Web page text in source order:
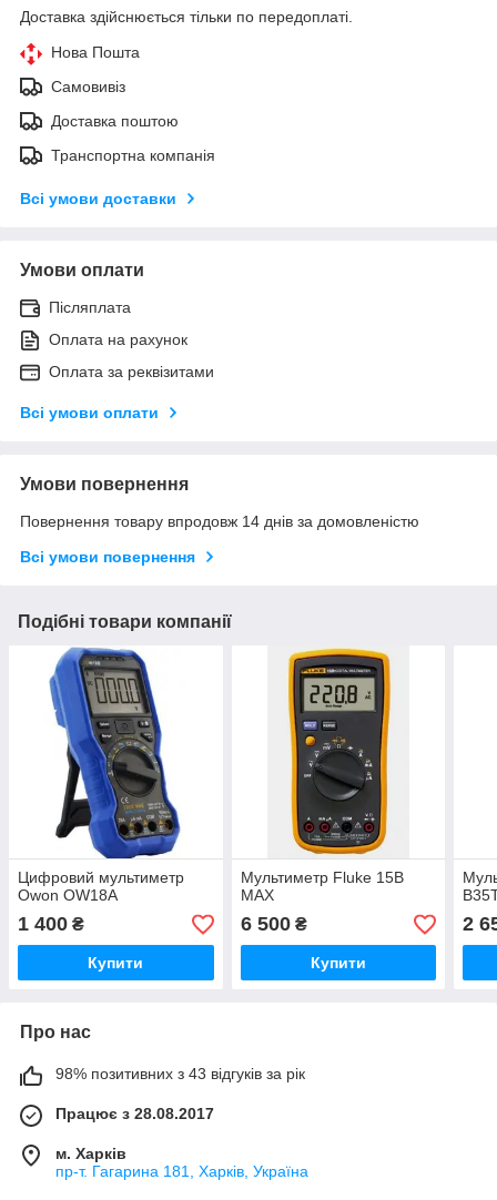
Доставка здійснюється тільки по передоплаті.
Нова Пошта
Самовивіз
Доставка поштою
Транспортна компанія
Всі умови доставки
Умови оплати
Післяплата
Оплата на рахунок
Оплата за реквізитами
Всі умови оплати
Умови повернення
Повернення товару впродовж 14 днів за домовленістю
Всі умови повернення
Подібні товари компанії
Цифровий мультиметр
Owon OW18A
1 400 ₴
Купити
Мультиметр Fluke 15B
MAX
6 500₴
Купити
2
Про нас
98% позитивних з 43 відгуків за рік
Працює з 28.08.2017
м. Харків
пр-т. Гагарина 181, Харків, Україна